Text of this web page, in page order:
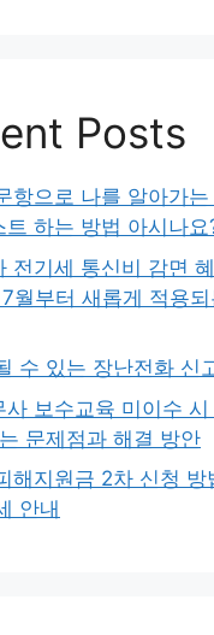
Posts
항으로 나를 알아가는
트 하는 방법 아시나요
전기세 통신비 감면
월부터 새롭게 적용되
수 있는 장난전화 신
사 보수교육 미이수 시
문제점과 해결 방안
해지원금 2차 신청 방
안내